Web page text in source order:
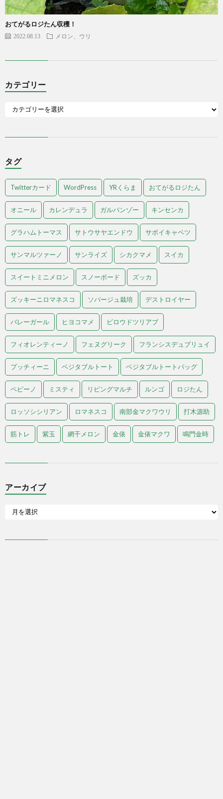
おてがるロジたん収穫！
2022.08.13 メロン、ウリ
カテゴリー
タグ
Twitterカード WordPress YRくらま おてがるロジたん
オニール カレンデュラ ガルバンゾー キンセンカ
グラハムトーマス サトウサヤエンドウ サボイキャベツ
サンマルツァーノ サンライズ シカクマメ スイカ
スイートミニメロン スノーボード ズッカ
ズッキーニロマネスコ ソバージュ栽培 デストロイヤー
バレーガール ヒヨコマメ ビロウドツリアブ
フィオレンティーノ フェヌグリーク フランシスデュブリュイ
プッチィーニ ベジタブルトート ベジタブルトートバッグ
ペピーノ ミスティ リビングマルチ ルンゴ ロジたん
ロッソシシリアン ロマネスコ 南部金マクワウリ 打木源助
筋トレ 紫玉 網干メロン 金俵 金俵マクワ 鳴門金時
アーカイブ